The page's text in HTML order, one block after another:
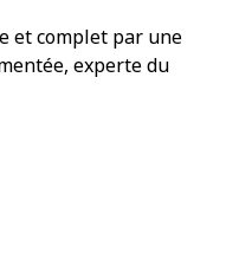
et complet par une
experte du